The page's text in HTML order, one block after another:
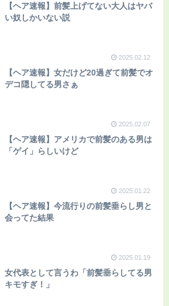
【ヘア速報】前髪上げてない大人はヤバ
い奴しかいない説
2025.02.12
【ヘア速報】女だけど20過ぎて前髪でオ
デコ隠してる男さぁ
2025.02.07
【ヘア速報】アメリカで前髪のある男は
「ゲイ」らしいけど
2025.01.22
【ヘア速報】今流行りの前髪垂らし男と
会ってた結果
2025.01.19
女代表として言うわ「前髪垂らしてる男
キモすぎ！」